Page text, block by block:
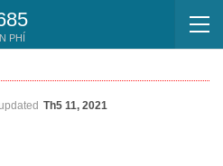
PHÍ
TỤC TẠI SÂN BAY NHƯ
Th5 11, 2021